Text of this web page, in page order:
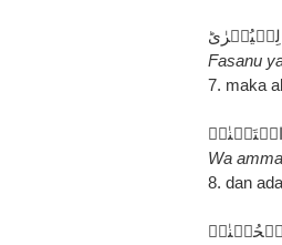
لِلۡيُسۡرٰىؕ
Fasanu
7. maka
Wa
8. dan